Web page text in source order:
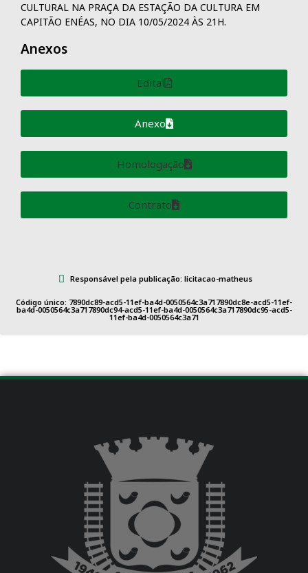
CULTURAL NA PRAÇA DA ESTAÇÃO DA CULTURA EM
CAPITÃO ENÉAS, NO DIA 10/05/2024 ÀS 21H.
Anexos
Edital
Anexo
Homologação
Contrato
Responsável pela publicação: licitacao-matheus
Código único: 7890dc89-acd5-11ef-ba4d-0050564c3a717890dc8e-acd5-11ef-
ba4d-0050564c3a717890dc94-acd5-11ef-ba4d-0050564c3a717890dc95-acd5-
11ef-ba4d-0050564c3a71